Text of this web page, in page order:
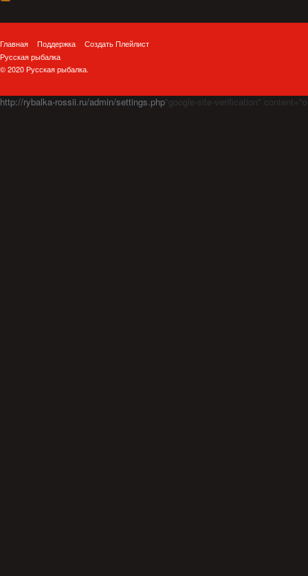
Главная Поддержка
Создать Плейлист
Русская рыбалка
© 2020 Русская рыбалка.
http://rybalka-rossii.ru/admin/settings.php"google-site-verification"